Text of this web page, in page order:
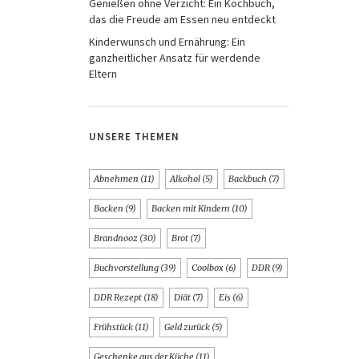
Genießen ohne Verzicht: Ein Kochbuch,
das die Freude am Essen neu entdeckt
Kinderwunsch und Ernährung: Ein
ganzheitlicher Ansatz für werdende
Eltern
UNSERE THEMEN
Abnehmen (11) Alkohol (5) Backbuch (7)
Backen (9) Backen mit Kindern (10)
Brandnooz (30) Brot (7)
Buchvorstellung (39) Coolbox (6) DDR (9)
DDR Rezept (18) Diät (7) Eis (6)
Frühstück (11) Geld zurück (5)
Geschenke aus der Küche (11)